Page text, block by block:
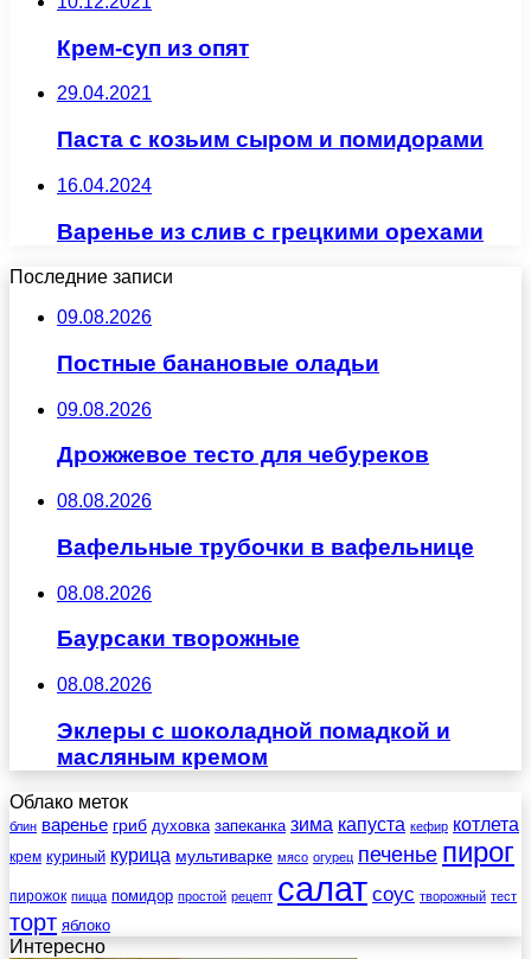
Крем-суп из опят
29.04.2021
Паста с козьим сыром и помидорами
16.04.2024
Варенье из слив с грецкими орехами
Последние записи
09.08.2026
Постные банановые оладьи
09.08.2026
Дрожжевое тесто для чебуреков
08.08.2026
Вафельные трубочки в вафельнице
08.08.2026
Баурсаки творожные
08.08.2026
Эклеры с шоколадной помадкой и
масляным кремом
Облако меток
блин варенье гриб духовка запеканка зима капуста кефир котлета
крем куриный курица мультиварке мясо огурец печенье пирог
пирожок пицца помидор простой рецепт салат соус творожный тест
торт яблоко
Интересно